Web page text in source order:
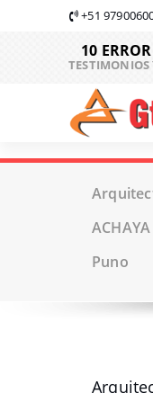
+51
10
Puno